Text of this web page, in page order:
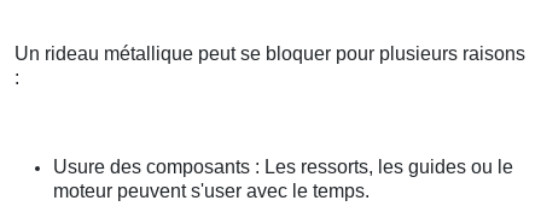
Un rideau métallique peut se bloquer pour plusieurs raisons
:
Usure des composants : Les ressorts, les guides ou le
moteur peuvent s'user avec le temps.